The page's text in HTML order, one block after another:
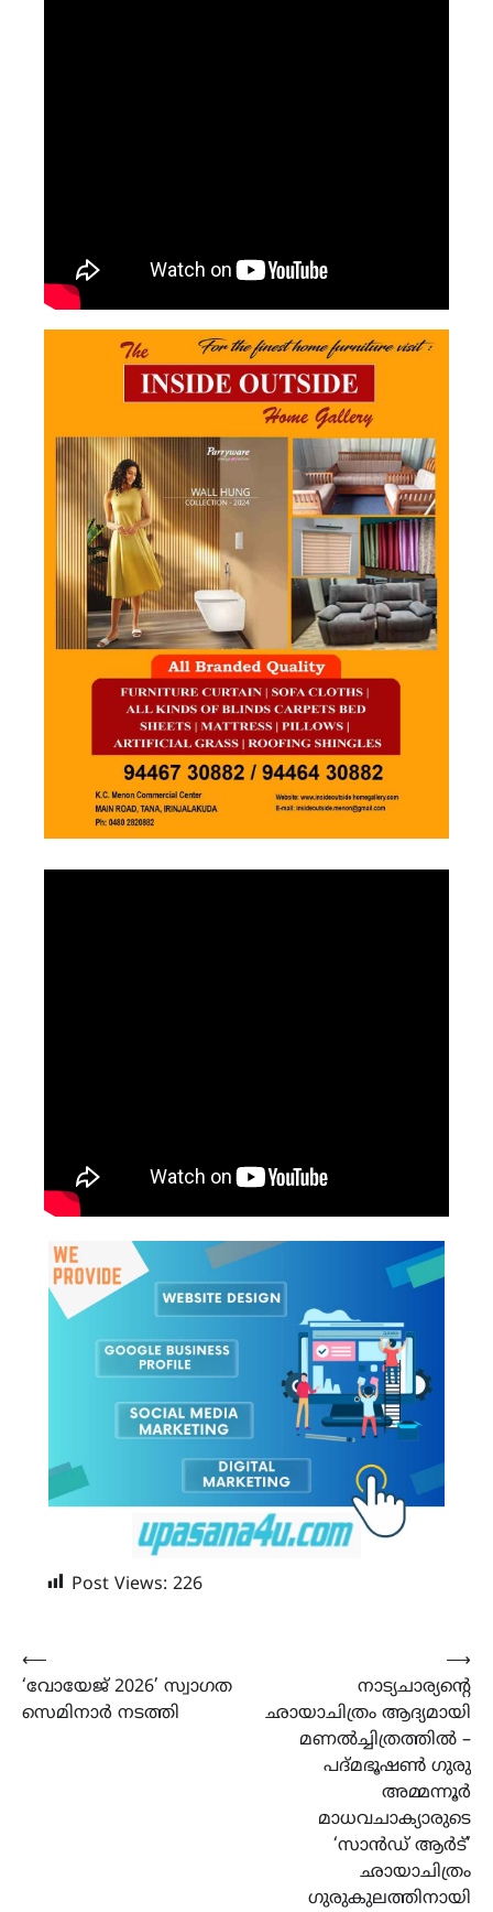
Post Views: 226
Post
navigation
⟵
‘വോയേജ് 2026’ സ്വാഗത
സെമിനാർ നടത്തി
നാട്യചാര്യൻ്റെ
ഛായാചിത്രം ആദ്യമായി
മണൽച്ചിത്രത്തിൽ –
പദ്മഭൂഷൺ ഗുരു
അമ്മന്നൂർ
മാധവചാക്യാരുടെ
‘സാൻഡ് ആർട്’
ഛായാചിത്രം
ഗുരുകുലത്തിനായി
⟶